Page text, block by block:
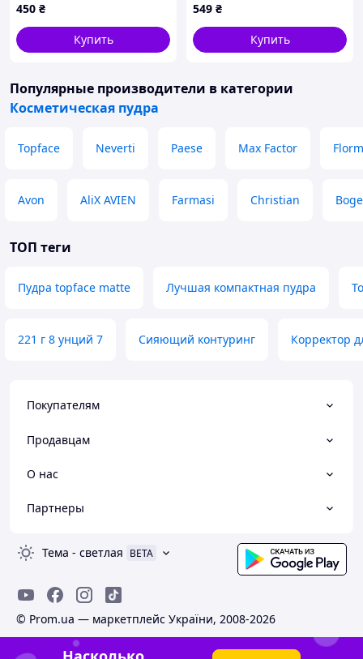
г
450 ₴
Купить
549 ₴
Купить
Популярные производители в категории
Косметическая пудра
Topface Neverti Paese Max Factor
Avon AliX AVIEN Farmasi Christian
ТОП теги
Пудра topface matte Лучшая компактная пудра
221 г 8 унций 7 Сияющий контуринг Корректор
Покупателям
Продавцам
О нас
Партнеры
Тема - светлая BETA
© Prom.ua — маркетплейс України, 2008-2026